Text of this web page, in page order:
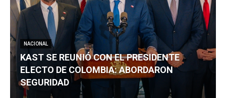
NACIONAL
KAST SE REUNIÓ CON EL PRESIDENTE
ELECTO DE COLOMBIA: ABORDARON
SEGURIDAD